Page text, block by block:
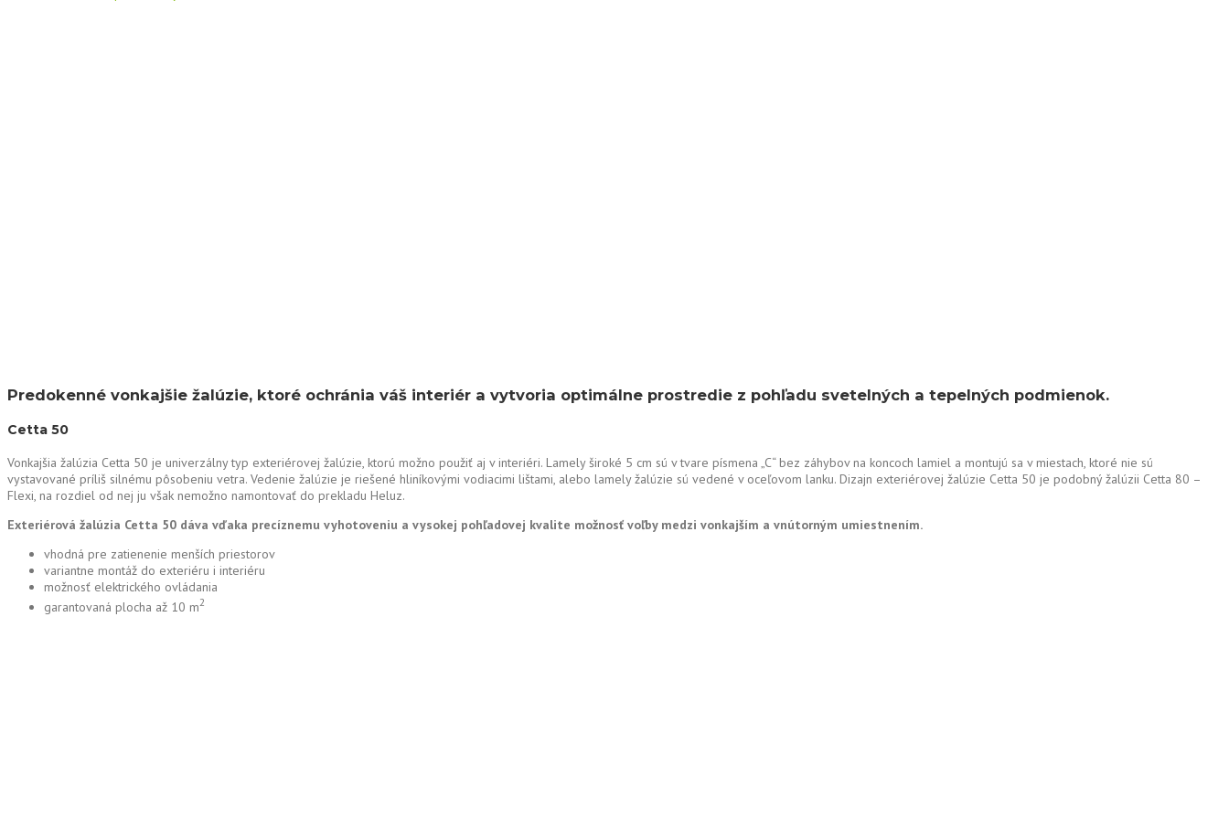
Predokenné vonkajšie žalúzie, ktoré ochránia váš interiér a vytvoria optimálne prostredie z pohľadu svetelných a tepelných podmienok.
Cetta 50
Vonkajšia žalúzia Cetta 50 je univerzálny typ exteriérovej žalúzie, ktorú možno použiť aj v interiéri. Lamely široké 5 cm sú v tvare písmena „C“ bez záhybov na koncoch lamiel a montujú sa v miestach, ktoré nie sú
vystavované príliš silnému pôsobeniu vetra. Vedenie žalúzie je riešené hliníkovými vodiacimi lištami, alebo lamely žalúzie sú vedené v oceľovom lanku. Dizajn exteriérovej žalúzie Cetta 50 je podobný žalúzii Cetta 80 –
Flexi, na rozdiel od nej ju však nemožno namontovať do prekladu Heluz.
Exteriérová žalúzia Cetta 50 dáva vďaka precíznemu vyhotoveniu a vysokej pohľadovej kvalite možnosť voľby medzi vonkajším a vnútorným umiestnením.
vhodná pre zatienenie menších priestorov
variantne montáž do exteriéru i interiéru
možnosť elektrického ovládania
garantovaná plocha až 10 m2